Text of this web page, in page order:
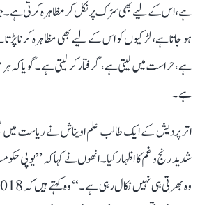
ہے، اس کے لیے بھی سڑک پر نکل کر مظاہرہ کرتی ہے۔
ہو جاتا ہے، لڑکیوں کو اس کے لیے بھی مظاہرہ کرنا
ہے، حراست میں لیتی ہے، گرفتار کر لیتی ہے۔ گویا کہ ہر
ہے۔
اتر پردیش کے ایک طالب علم اویناش نے ریاست میں
شدید رنج و غم کا اظہار کیا۔ انھوں نے کہا کہ